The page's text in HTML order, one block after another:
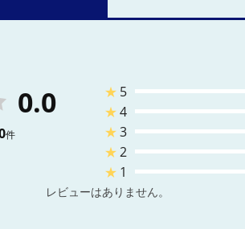
0.0
件
★ 5
★4
★3
★2
★ 1
レビューはありません。